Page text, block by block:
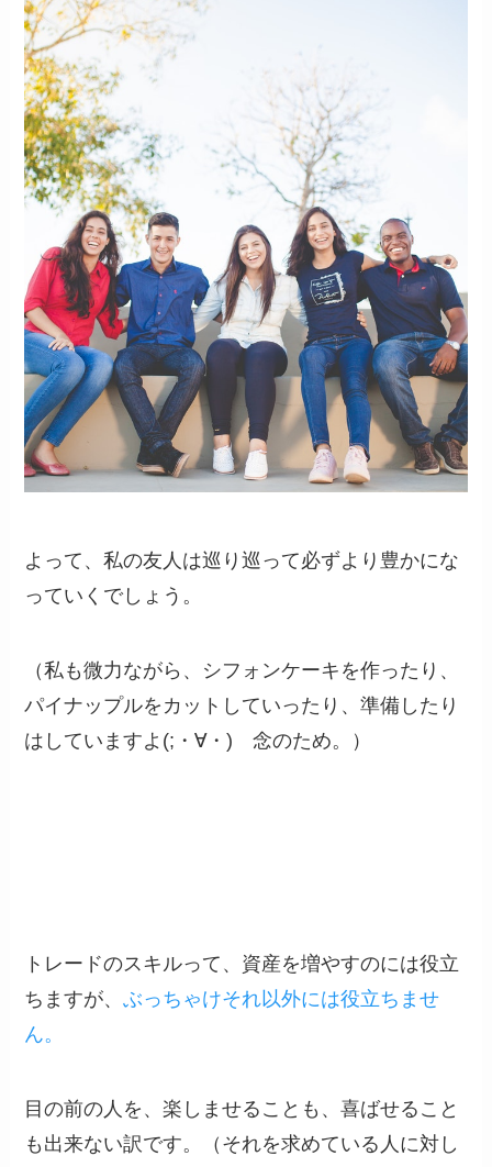
よって、私の友人は巡り巡って必ずより豊かにな
っていくでしょう。
（私も微力ながら、シフォンケーキを作ったり、
パイナップルをカットしていったり、準備したり
はしていますよ(;・∀・) 念のため。）
トレードのスキルって、資産を増やすのには役立
ちますが、ぶっちゃけそれ以外には役立ちませ
ん。
目の前の人を、楽しませることも、喜ばせること
も出来ない訳です。（それを求めている人に対し